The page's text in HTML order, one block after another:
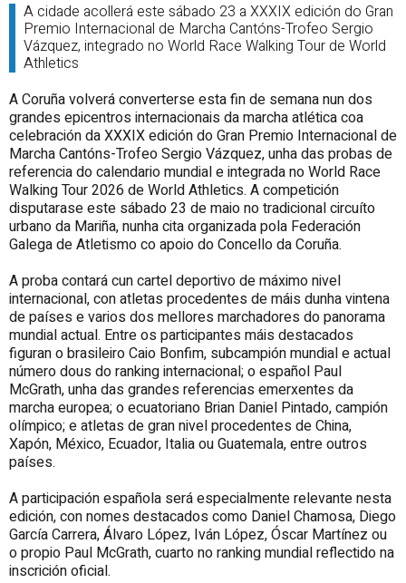
A cidade acollerá este sábado 23 a XXXIX edición do Gran
Premio Internacional de Marcha Cantóns-Trofeo Sergio
Vázquez, integrado no World Race Walking Tour de World
Athletics
A Coruña volverá converterse esta fin de semana nun dos
grandes epicentros internacionais da marcha atlética coa
celebración da XXXIX edición do Gran Premio Internacional de
Marcha Cantóns-Trofeo Sergio Vázquez, unha das probas de
referencia do calendario mundial e integrada no World Race
Walking Tour 2026 de World Athletics. A competición
disputarase este sábado 23 de maio no tradicional circuíto
urbano da Mariña, nunha cita organizada pola Federación
Galega de Atletismo co apoio do Concello da Coruña.
A proba contará cun cartel deportivo de máximo nivel
internacional, con atletas procedentes de máis dunha vintena
de países e varios dos mellores marchadores do panorama
mundial actual. Entre os participantes máis destacados
figuran o brasileiro Caio Bonfim, subcampión mundial e actual
número dous do ranking internacional; o español Paul
McGrath, unha das grandes referencias emerxentes da
marcha europea; o ecuatoriano Brian Daniel Pintado, campión
olímpico; e atletas de gran nivel procedentes de China,
Xapón, México, Ecuador, Italia ou Guatemala, entre outros
países.
A participación española será especialmente relevante nesta
edición, con nomes destacados como Daniel Chamosa, Diego
García Carrera, Álvaro López, Iván López, Óscar Martínez ou
o propio Paul McGrath, cuarto no ranking mundial reflectido na
inscrición oficial.